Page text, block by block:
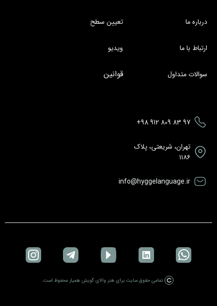
درباره ما
ارتباط با ما
سوالات متداول
تعیین سطح
ویدیو
قوانین
+98 912 809 83 97
تهران، شریعتی، پلاک
۱۱۸۶
info@hyggelanguage.ir
تمامی حقوق سایت برای هنر والای گویش همیار محفوظ است.